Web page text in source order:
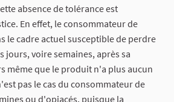
absence de tolérance est
En effet, le consommateur de
le cadre actuel susceptible de perdre
jours, voire semaines, après sa
même que le produit n'a plus aucun
pas le cas du consommateur de
ou d'opiacés, puisque la